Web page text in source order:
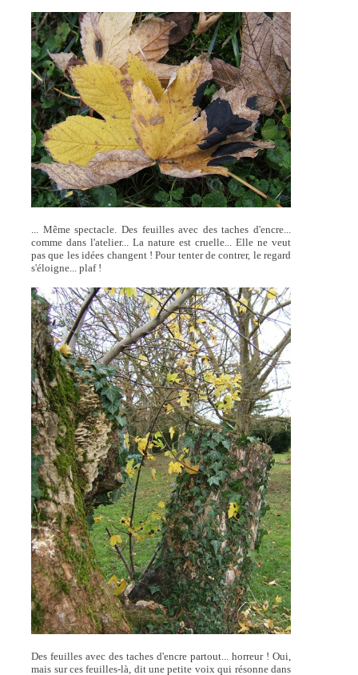
... Même spectacle. Des feuilles avec des taches d'encre...
comme dans l'atelier... La nature est cruelle... Elle ne veut
pas que les idées changent ! Pour tenter de contrer, le regard
s'éloigne... plaf !
Des feuilles avec des taches d'encre partout... horreur ! Oui,
mais sur ces feuilles-là, dit une petite voix qui résonne dans